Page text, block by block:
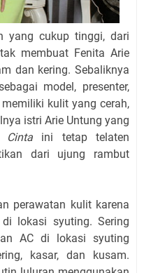
yang cukup tinggi, dari
membuat Fenita Arie
dan kering. Sebaliknya
model, presenter,
kulit yang cerah,
istri Arie Untung yang
Cintaini tetap telaten
dari ujung rambut
perawatan kulit karena
lokasi syuting. Sering
AC di lokasi syuting
kasar, dan kusam.